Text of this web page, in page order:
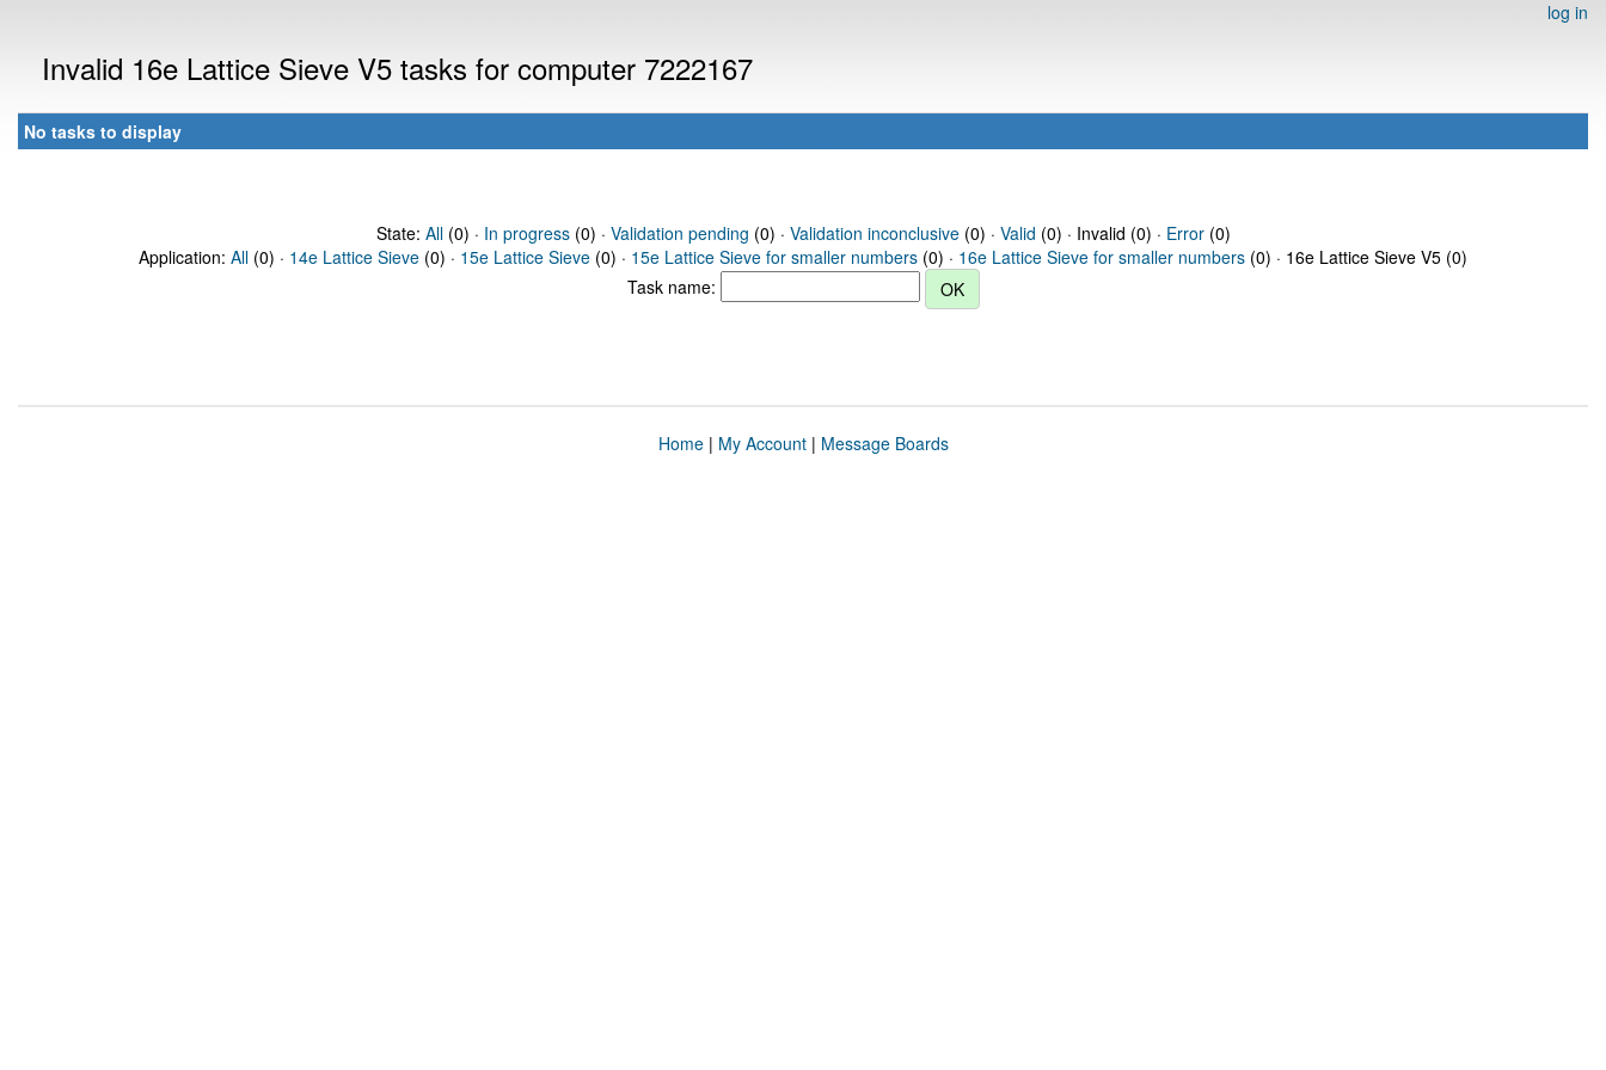
log in
Invalid 16e Lattice Sieve V5 tasks for computer 7222167
No tasks to display
State: All(0) · In progress(0) · Validation pending (0) · Validation inconclusive(0) · Valid (0) · Invalid (0) · Error(0)
Application: All (0) · 14e Lattice Sieve (0) · 15e Lattice Sieve (0) · 15e Lattice Sieve for smaller numbers (0) · 16e Lattice Sieve for smaller numbers (0) · 16e Lattice Sieve V5 (0)
Task name:
Home| My Account| Message Boards